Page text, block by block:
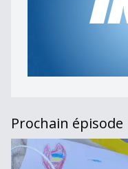
Prochain épisode
Journal du 28